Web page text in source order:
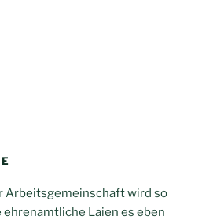
Arbeitsgemeinschaft wird so
Laien es eben